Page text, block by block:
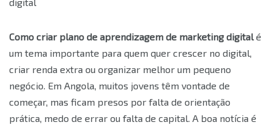
Como criar plano de aprendizagem de marketing digital é
um tema importante para quem quer crescer no digital,
criar renda extra ou organizar melhor um pequeno
negócio. Em Angola, muitos jovens têm vontade de
começar, mas ficam presos por falta de orientação
prática, medo de errar ou falta de capital. A boa notícia é